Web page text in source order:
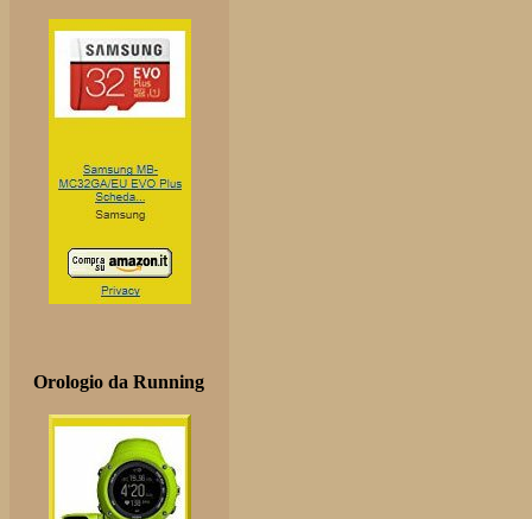
Orologio da Running